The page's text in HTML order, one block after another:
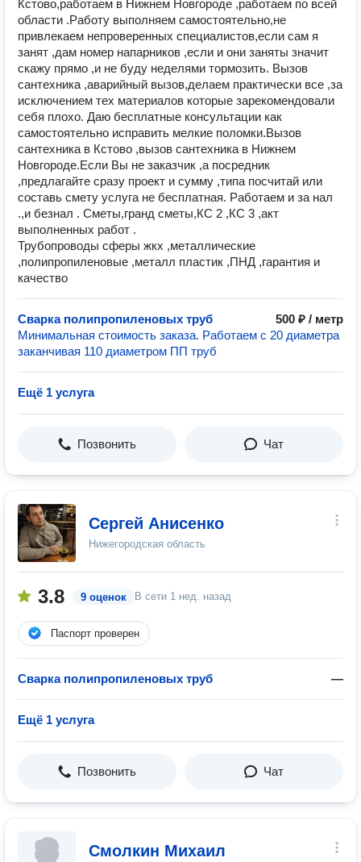
Кстово,работаем в Нижнем Новгороде ,работаем по всей
области .Работу выполняем самостоятельно,не
привлекаем непроверенных специалистов,если сам я
занят ,дам номер напарников ,если и они заняты значит
скажу прямо ,и не буду неделями тормозить. Вызов
сантехника ,аварийный вызов,делаем практически все ,за
исключением тех материалов которые зарекомендовали
себя плохо. Даю бесплатные консультации как
самостоятельно исправить мелкие поломки.Вызов
сантехника в Кстово ,вызов сантехника в Нижнем
Новгороде.Если Вы не заказчик ,а посредник
,предлагайте сразу проект и сумму ,типа посчитай или
составь смету услуга не бесплатная. Работаем и за нал
.,и безнал . Сметы,гранд сметы,КС 2 ,КС 3 ,акт
выполненных работ .
Трубопроводы сферы жкх ,металлические
,полипропиленовые ,металл пластик ,ПНД ,гарантия и
качество
Сварка полипропиленовых труб
500 ₽ / метр
Минимальная стоимость заказа. Работаем с 20 диаметра
заканчивая 110 диаметром ПП труб
Ещё 1 услуга
Позвонить Чат
Сергей Анисенко
Нижегородская область
3.8 9 оценок В сети 1 нед. назад
Паспорт проверен
Сварка полипропиленовых труб —
Ещё 1 услуга
Позвонить Чат
Смолкин Михаил